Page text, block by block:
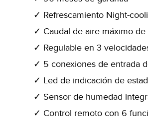
Refrescamiento Night-
Caudal de aire máximo
Regulable en 3
5 conexiones de entrada
Led de indicación de
Sensor de humedad
Control remoto con 6